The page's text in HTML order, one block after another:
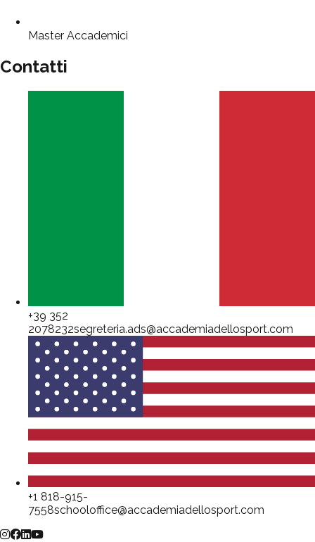
Master Accademici
Contatti
+39 352
2078232segreteria.ads@accademiadellosport.com
+1 818-915-
7558schooloffice@accademiadellosport.com